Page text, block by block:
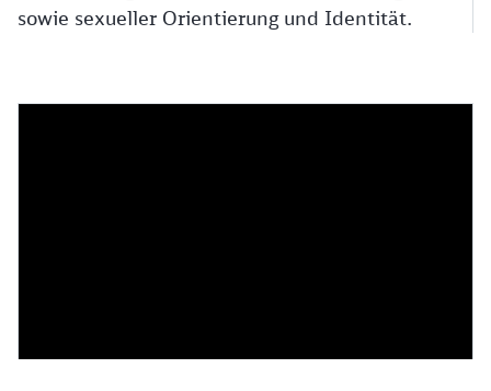
sowie sexueller Orientierung und Identität.